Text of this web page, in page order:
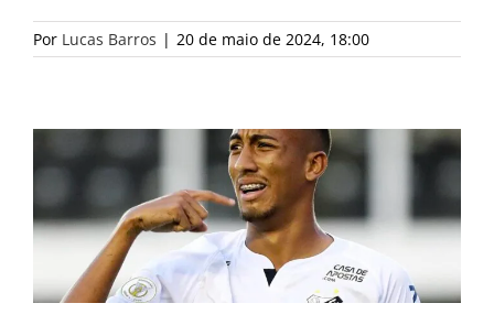
Por Lucas Barros | 20 de maio de 2024, 18:00